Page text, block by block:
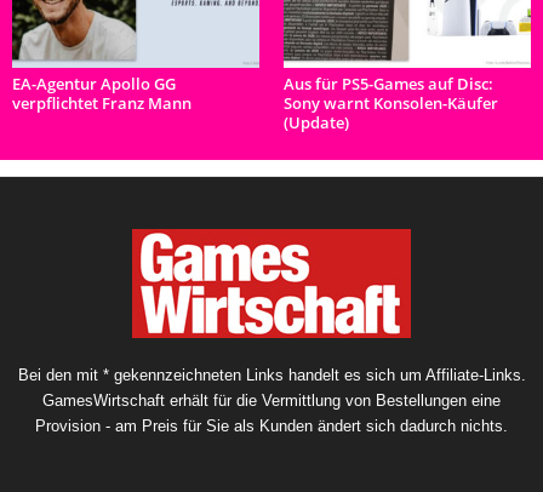
EA-Agentur Apollo GG
verpflichtet Franz Mann
Aus für PS5-Games auf Disc:
Sony warnt Konsolen-Käufer
(Update)
Bei den mit * gekennzeichneten Links handelt es sich um Affiliate-Links.
GamesWirtschaft erhält für die Vermittlung von Bestellungen eine
Provision - am Preis für Sie als Kunden ändert sich dadurch nichts.